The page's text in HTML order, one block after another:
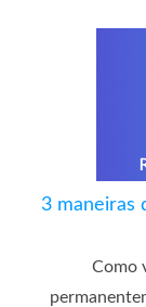
3 maneiras
Como